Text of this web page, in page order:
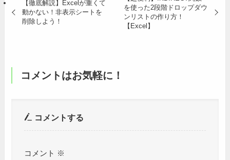
【徹底解説】Excelが重くて
動かない！非表示シートを
削除しよう！
を使った2段階ドロップダウ
ンリストの作り方！
【Excel】
コメントはお気軽に！
コメントする
コメント ※